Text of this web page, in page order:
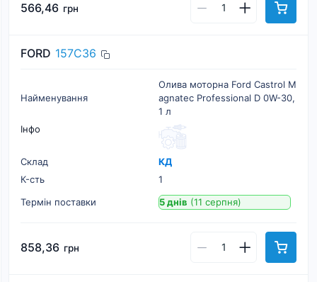
566,46 грн
FORD 157C36
Найменування
Олива моторна Ford Castrol M
agnatec Professional D 0W-30,
1 л
Інфо
Склад
КД
К-cть
1
Термін поставки
5 днів (11 серпня)
858,36 грн